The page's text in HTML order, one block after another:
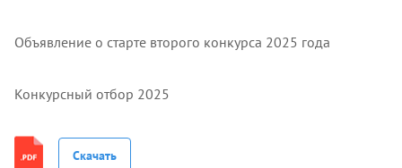
Объявление о старте второго конкурса 2025 года
Конкурсный отбор 2025
Скачать